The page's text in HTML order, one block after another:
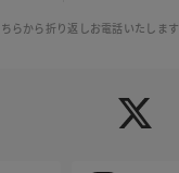
らから折り返しお電話いたします